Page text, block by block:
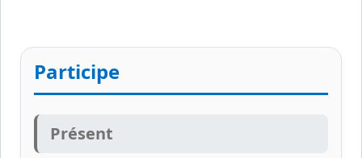
Participe
Présent